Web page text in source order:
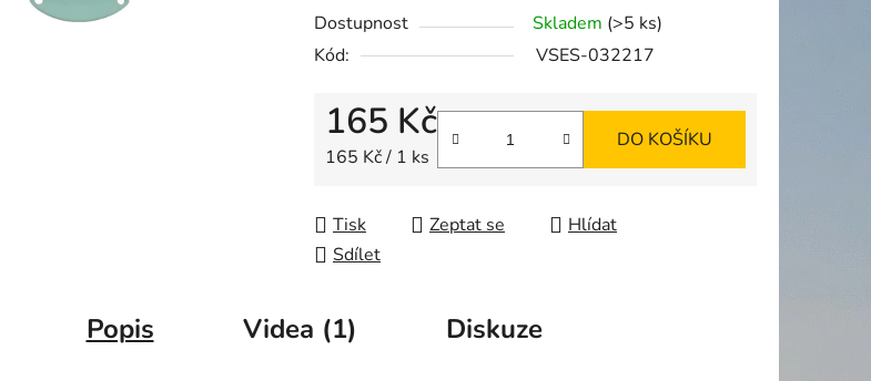
je
0,0
hvězdiček.
Dostupnost Skladem (>5 ks)
Kód:
VSES-032217
165 Kč
Měrná cena:
165 Kč / 1 ks
DO KOŠÍKU
Tisk Zeptat se
Hlídat
Sdílet
Popis Videa (1) Diskuze